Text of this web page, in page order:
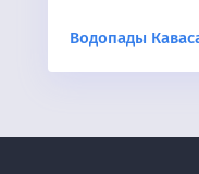
Водопады